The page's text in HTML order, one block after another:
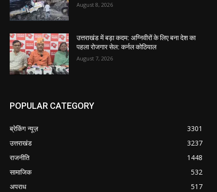
August 8, 2026
उत्तराखंड में बड़ा कदम: अग्निवीरों के लिए बना देश का
पहला रोजगार सेल: कर्नल कोठियाल
August 7, 2026
POPULAR CATEGORY
ब्रेकिंग न्यूज़
3301
उत्तराखंड
3237
राजनीति
1448
सामाजिक
532
अपराध
517